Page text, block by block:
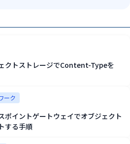
クトストレージでContent-Typeを
ーク
ポイントゲートウェイでオブジェクト
する手順